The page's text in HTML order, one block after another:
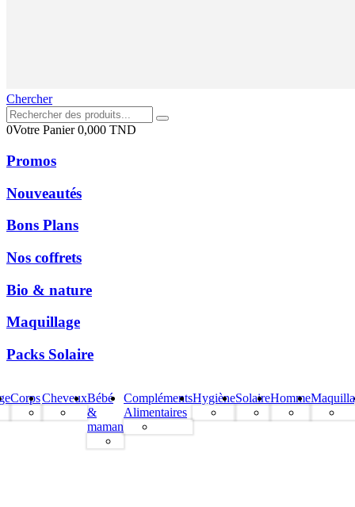
Chercher
0Votre Panier0,000 TND
Promos
Nouveautés
Bons Plans
Nos coffrets
Bio & nature
Maquillage
Packs Solaire
CorpsCheveuxBébé
&
maman
Compléments
Alimentaires
HygièneSolaireHomme